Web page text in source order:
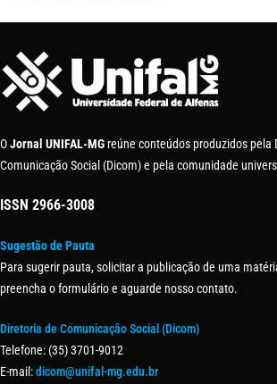
OJornal UNIFAL-MG reúne conteúdos produzidos pela
Comunicação Social (Dicom) e pela comunidade
ISSN 2966-3008
Sugestão de Pauta
Para sugerir pauta, solicitar a publicação de uma
preencha o formulário e aguarde nosso contato.
Diretoria de Comunicação Social (Dicom)
Telefone: (35) 3701-9012
E-mail:dicom@unifal-mg.edu.br